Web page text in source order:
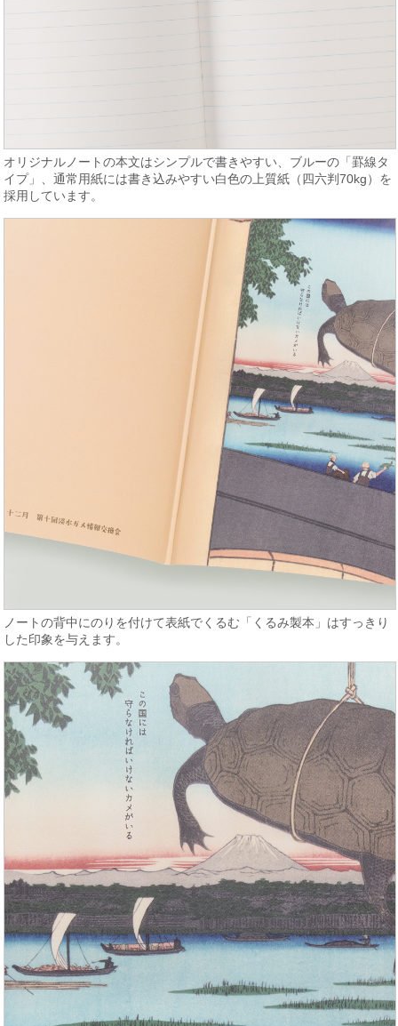
オリジナルノートの本文はシンプルで書きやすい、ブルーの「罫線タ
イプ」、通常用紙には書き込みやすい白色の上質紙（四六判70kg）を
採用しています。
ノートの背中にのりを付けて表紙でくるむ「くるみ製本」はすっきり
した印象を与えます。